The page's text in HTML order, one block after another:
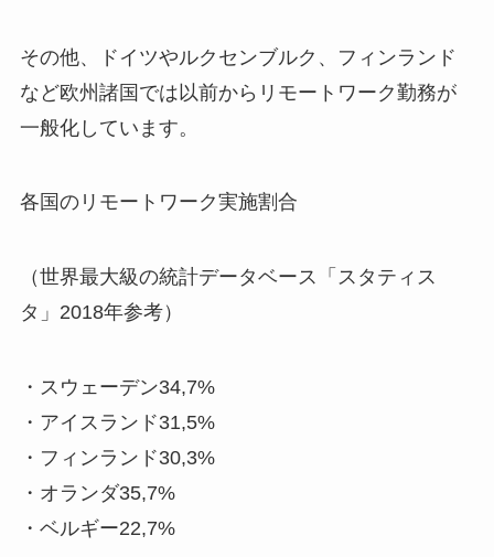
その他、ドイツやルクセンブルク、フィンランド
など欧州諸国では以前からリモートワーク勤務が
一般化しています。
各国のリモートワーク実施割合
（世界最大級の統計データベース「スタティス
タ」2018年参考）
・スウェーデン34,7%
・アイスランド31,5%
・フィンランド30,3%
・オランダ35,7%
・ベルギー22,7%